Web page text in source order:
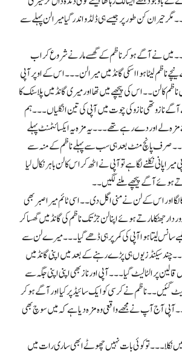
مگر حیران کن طور پر جیسے ہی ڈلڈو اندر گیا میرا لن پہلے سے
میں نے آگے ہو کر ناظم کے گھسے مارنے شروع کر اب
ناظم لیٹا ہوا اسکی گانڈ میں میرا لن۔۔۔ اس کے اوپر آپی
کا لن۔۔ اس کی پیچھے میں تھا اور میری گانڈ میں پلاسٹک کا
تھی نازو کی چوت میں آپی کی تین انگلیاں۔۔۔ ہم
لے اور دے رہے تھے۔۔۔ یہ مزہ یہ ایکسائٹمنٹ پہلے
صرف پانچ منٹ بعد ہی سب سے پہلے ناظم کے منہ سے
میرا پانی نکلنے لگا ہے تو آپی نے اٹھ کر اس کا لن باہر نکال لیا
ہوئے آگے پیچھے ملنے لگیں۔۔
لگا اور اس کے لن نے منی اگل دی ۔۔ اسی ٹائم میرا صبر بھی
جھٹکا مارتے ہوئے اپنا لن جڑ تک ناظم کی گانڈ میں گھسا کر
سانس لیتا ہوا آپی کی کمر پر ہی ڈھے گیا۔۔۔ میرے لن سے
۔ چند سیکنڈز یوں ہی پڑے رہنے کے بعد میں اپنی گانڈ میں
پر الٹا لیٹ گیا۔۔۔ آپی اور ناز بھی اپنی اپنی جگہ سے
گئیں۔۔ ناظم نے کرسی کو ایک سائیڈ پر کیا اور آگے ہو کر
آپی آج آپ نے مجھے واقعی وہ مزہ دیا ہے کہ میں سوچ بھی
نکلا۔۔۔ تو کوئی بات نہیں چھوٹے ابھی ساری رات میں